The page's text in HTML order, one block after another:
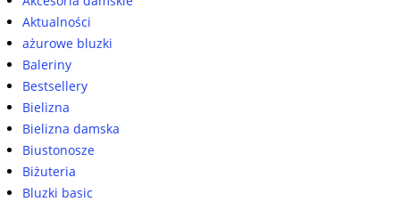
Aktualności
ażurowe bluzki
Baleriny
Bestsellery
Bielizna
Bielizna damska
Biustonosze
Biżuteria
Bluzki basic